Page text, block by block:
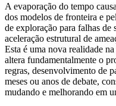
A evaporação do tempo
dos modelos de fronteira e
de exploração para falhas de
aceleração estrutural de
Esta é uma nova realidade
altera fundamentalmente o
regras, desenvolvimento de
meses ou anos de debate,
mudando e melhorando em